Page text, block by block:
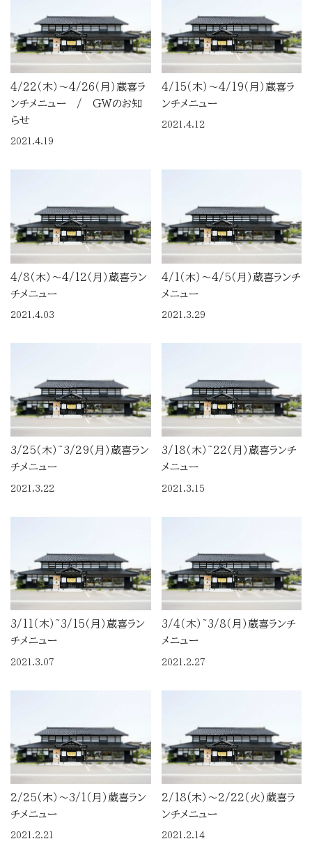
4/22（木）～4/26（月）蔵喜ラ
ンチメニュー / GWのお知
らせ
2021.4.19
4/15（木）～4/19（月）蔵喜ラ
ンチメニュー
2021.4.12
4/8（木）～4/12（月）蔵喜ラン
チメニュー
2021.4.03
4/1（木）～4/5（月）蔵喜ランチ
メニュー
2021.3.29
3/25（木）~3/29（月）蔵喜ラン
チメニュー
2021.3.22
3/18（木）~22（月）蔵喜ランチ
メニュー
2021.3.15
3/11（木）~3/15（月）蔵喜ラン
チメニュー
2021.3.07
3/4（木）~3/8（月）蔵喜ランチ
メニュー
2021.2.27
2/25（木）～3/1（月）蔵喜ラン
チメニュー
2021.2.21
2/18(木）～2/22（火）蔵喜ラ
ンチメニュー
2021.2.14